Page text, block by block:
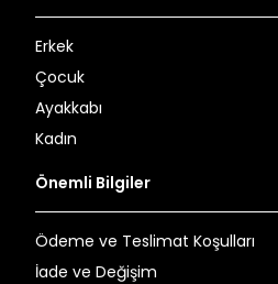
Erkek
Çocuk
Ayakkabı
Kadın
Önemli Bilgiler
Ödeme ve Teslimat Koşulları
İade ve Değişim